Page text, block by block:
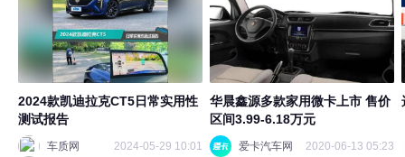
2024款凯迪拉克CT5日常实用性
测试报告
车质网 2024-05-29 10:01
华晨鑫源多款家用微卡上市 售价
区间3.99-6.18万元
爱卡汽车网 2020-06-13 05:23